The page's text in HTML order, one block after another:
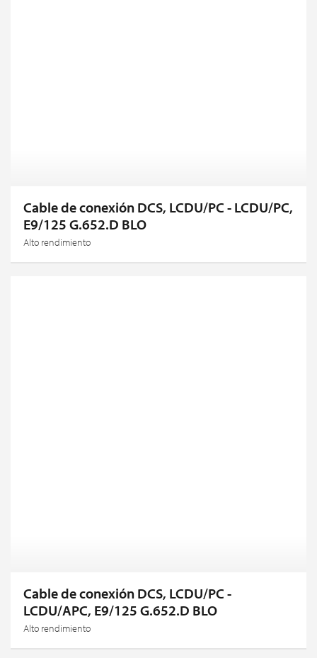
Cable de conexión DCS, LCDU/PC - LCDU/PC,
E9/125 G.652.D BLO
Alto rendimiento
Cable de conexión DCS, LCDU/PC -
LCDU/APC, E9/125 G.652.D BLO
Alto rendimiento